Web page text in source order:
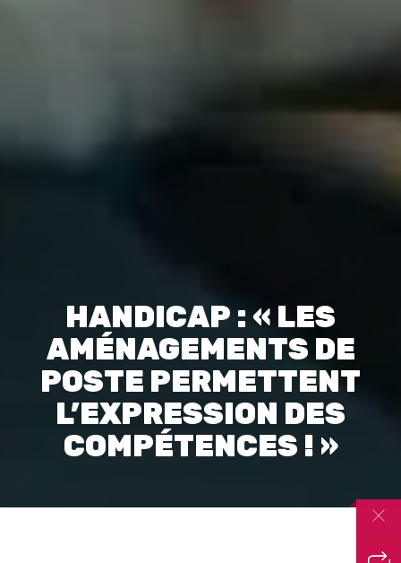
HANDICAP : « LES
AMÉNAGEMENTS DE
POSTE PERMETTENT
L’EXPRESSION DES
COMPÉTENCES ! »